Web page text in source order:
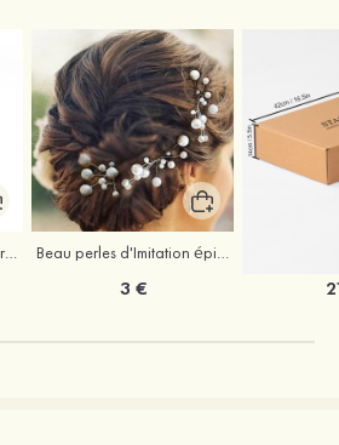
Suède talons à bout ouvert sandales talon bottier chaussures pour les soirées Beau perles d'Imitation épingles à cheveux coiffe
3 €